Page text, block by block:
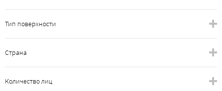
Тип поверхности
Страна
Количество лиц